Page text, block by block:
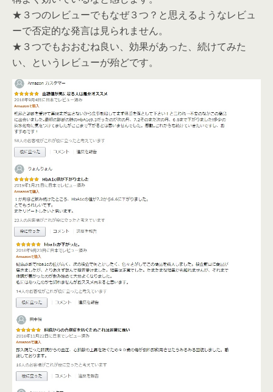
★３つのレビューでもなぜ３つ？と思えるようなレビュ
ーで否定的な発言は見られません。
★３つでもおおむね良い、効果があった、続けてみた
い、というレビューが殆どです。